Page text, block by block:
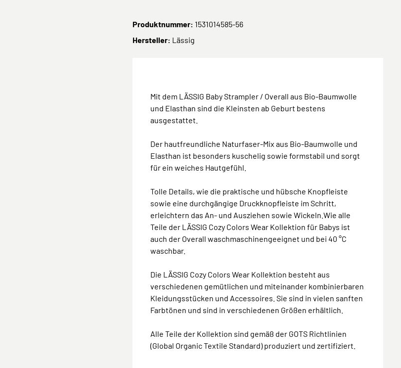
Produktnummer: 1531014585-56
Hersteller: Lässig
Mit dem LÄSSIG Baby Strampler / Overall aus Bio-Baumwolle
und Elasthan sind die Kleinsten ab Geburt bestens
ausgestattet.
Der hautfreundliche Naturfaser-Mix aus Bio-Baumwolle und
Elasthan ist besonders kuschelig sowie formstabil und sorgt
für ein weiches Hautgefühl.
Tolle Details, wie die praktische und hübsche Knopfleiste
sowie eine durchgängige Druckknopfleiste im Schritt,
erleichtern das An- und Ausziehen sowie Wickeln.Wie alle
Teile der LÄSSIG Cozy Colors Wear Kollektion für Babys ist
auch der Overall waschmaschinengeeignet und bei 40 °C
waschbar.
Die LÄSSIG Cozy Colors Wear Kollektion besteht aus
verschiedenen gemütlichen und miteinander kombinierbaren
Kleidungsstücken und Accessoires. Sie sind in vielen sanften
Farbtönen und sind in verschiedenen Größen erhältlich.
Alle Teile der Kollektion sind gemäß der GOTS Richtlinien
(Global Organic Textile Standard) produziert und zertifiziert.